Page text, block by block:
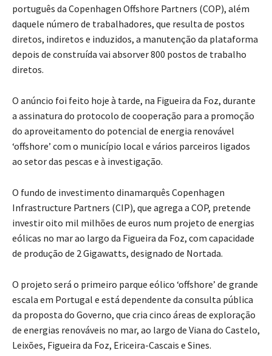
português da Copenhagen Offshore Partners (COP), além
daquele número de trabalhadores, que resulta de postos
diretos, indiretos e induzidos, a manutenção da plataforma
depois de construída vai absorver 800 postos de trabalho
diretos.
O anúncio foi feito hoje à tarde, na Figueira da Foz, durante
a assinatura do protocolo de cooperação para a promoção
do aproveitamento do potencial de energia renovável
‘offshore’ com o município local e vários parceiros ligados
ao setor das pescas e à investigação.
O fundo de investimento dinamarquês Copenhagen
Infrastructure Partners (CIP), que agrega a COP, pretende
investir oito mil milhões de euros num projeto de energias
eólicas no mar ao largo da Figueira da Foz, com capacidade
de produção de 2 Gigawatts, designado de Nortada.
O projeto será o primeiro parque eólico ‘offshore’ de grande
escala em Portugal e está dependente da consulta pública
da proposta do Governo, que cria cinco áreas de exploração
de energias renováveis no mar, ao largo de Viana do Castelo,
Leixões, Figueira da Foz, Ericeira-Cascais e Sines.